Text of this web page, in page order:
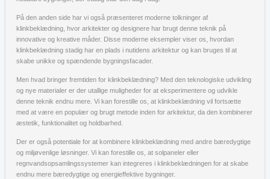
På den anden side har vi også præsenteret moderne tolkninger af
klinkbeklædning, hvor arkitekter og designere har brugt denne teknik på
innovative og kreative måder. Disse moderne eksempler viser os, hvordan
klinkbeklædning stadig har en plads i nutidens arkitektur og kan bruges til at
skabe unikke og spændende bygningsfacader.
Men hvad bringer fremtiden for klinkbeklædning? Med den teknologiske udvikling
og nye materialer er der utallige muligheder for at eksperimentere og udvikle
denne teknik endnu mere. Vi kan forestille os, at klinkbeklædning vil fortsætte
med at være en populær og brugt metode inden for arkitektur, da den kombinerer
æstetik, funktionalitet og holdbarhed.
Der er også potentiale for at kombinere klinkbeklædning med andre bæredygtige
og miljøvenlige løsninger. Vi kan forestille os, at solpaneler eller
regnvandsopsamlingssystemer kan integreres i klinkbeklædningen for at skabe
endnu mere bæredygtige og energieffektive bygninger.